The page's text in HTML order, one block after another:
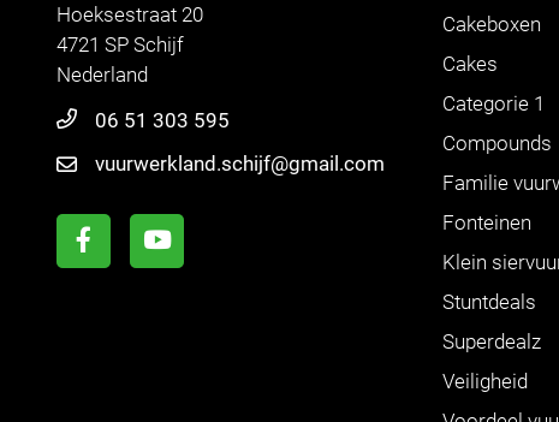
Hoeksestraat 20
4721 SP Schijf
Nederland
06 51 303 595
vuurwerkland.schijf@gmail.com
Cakeboxen
Cakes
Categorie 1
Compounds
Familie
Fonteinen
Klein
Stuntdeals
Superdealz
Veiligheid